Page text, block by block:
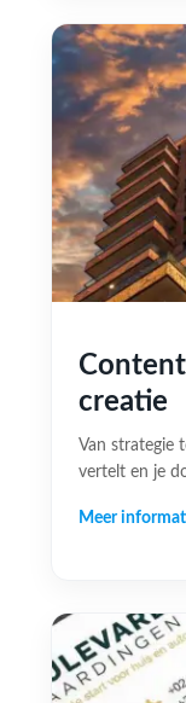
Content
creatie
Van strategie
vertelt en je
Meer